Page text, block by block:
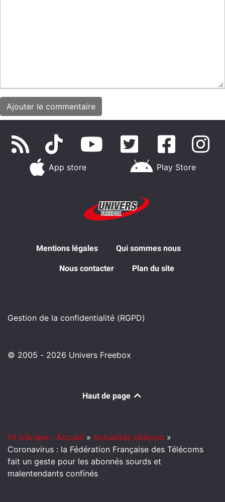
App store Play Store
Mentions légales Qui sommes nous
Nous contacter Plan du site
Gestion de la confidentialité (RGPD)
© 2005 - 2026 Univers Freebox
Haut de page
Fil d'Ariane : Accueil » Actualités télécom »
Coronavirus : la Fédération Française des Télécoms
fait un geste pour les abonnés sourds et
malentendants confinés